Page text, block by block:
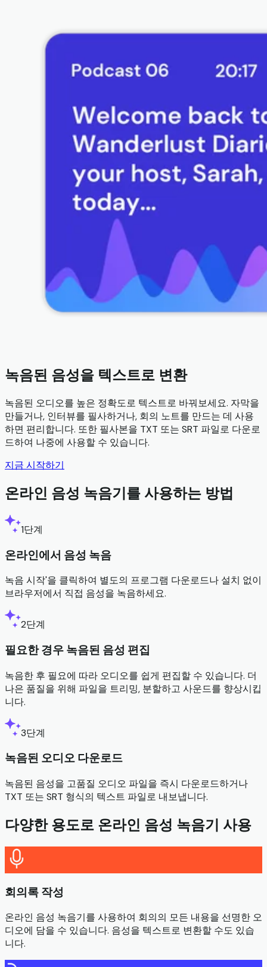
녹음된 음성을 텍스트로 변환
녹음된 오디오를 높은 정확도로 텍스트로 바꿔보세요. 자막을
만들거나, 인터뷰를 필사하거나, 회의 노트를 만드는 데 사용
하면 편리합니다. 또한 필사본을 TXT 또는 SRT 파일로 다운로
드하여 나중에 사용할 수 있습니다.
지금 시작하기
온라인 음성 녹음기를 사용하는 방법
1단계
온라인에서 음성 녹음
녹음 시작'을 클릭하여 별도의 프로그램 다운로드나 설치 없이
브라우저에서 직접 음성을 녹음하세요.
2단계
필요한 경우 녹음된 음성 편집
녹음한 후 필요에 따라 오디오를 쉽게 편집할 수 있습니다. 더
나은 품질을 위해 파일을 트리밍, 분할하고 사운드를 향상시킵
니다.
3단계
녹음된 오디오 다운로드
녹음된 음성을 고품질 오디오 파일을 즉시 다운로드하거나
TXT 또는 SRT 형식의 텍스트 파일로 내보냅니다.
다양한 용도로 온라인 음성 녹음기 사용
회의록 작성
온라인 음성 녹음기를 사용하여 회의의 모든 내용을 선명한 오
디오에 담을 수 있습니다. 음성을 텍스트로 변환할 수도 있습
니다.